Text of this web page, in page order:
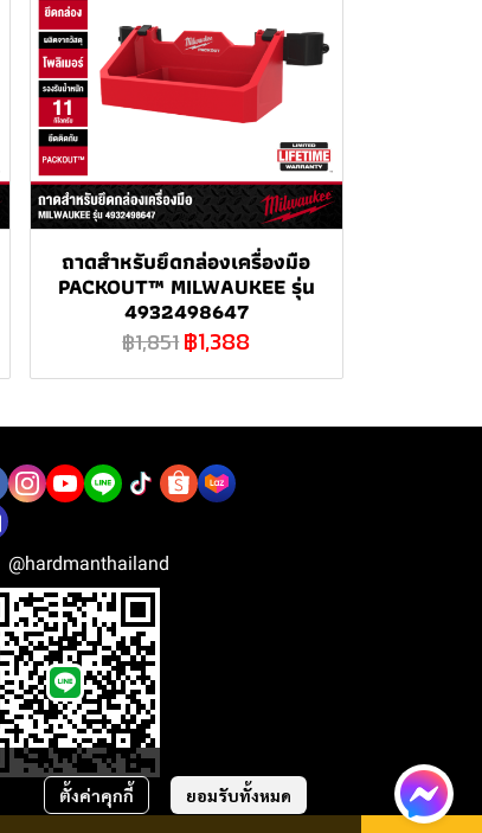
ถาดสำหรับยึดกล่องเครื่องมือ
PACKOUT™ MILWAUKEE รุ่น
4932498647
฿1,851฿1,388
ตั้งค่าคุกกี้ ยอมรับทั้งหมด
@hardmanthailand